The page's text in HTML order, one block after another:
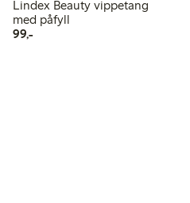
Lindex Beauty vippetang
med påfyll
99,-99,00 kr